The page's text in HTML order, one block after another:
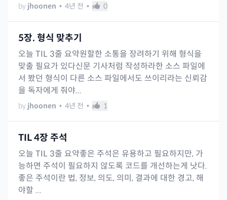
by jhoonen • 4년 전 • 0
5장. 형식 맞추기
오늘 TIL 3줄 요약원할한 소통을 장려하기 위해 형식을
맞출 필요가 있다신문 기사처럼 작성하라한 소스 파일에
서 봤던 형식이 다른 소스 파일에서도 쓰이리라는 신뢰감
을 독자에게 줘야...
by jhoonen • 4년 전 • 1
TIL 4장 주석
오늘 TIL 3줄 요약좋은 주석은 유용하고 필요하지만, 가
능하면 주석이 필요하지 않도록 코드를 개선하는게 낫다.
좋은 주석이란 법, 정보, 의도, 의미, 결과에 대한 경고, 해
야할 ...